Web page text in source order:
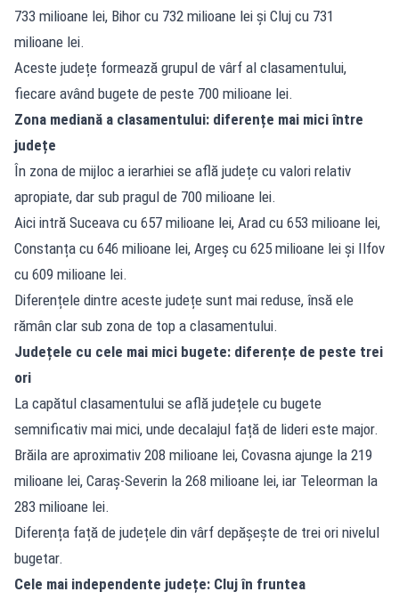
733 milioane lei, Bihor cu 732 milioane lei și Cluj cu 731
milioane lei.
Aceste județe formează grupul de vârf al clasamentului,
fiecare având bugete de peste 700 milioane lei.
Zona mediană a clasamentului: diferențe mai mici între
județe
În zona de mijloc a ierarhiei se află județe cu valori relativ
apropiate, dar sub pragul de 700 milioane lei.
Aici intră Suceava cu 657 milioane lei, Arad cu 653 milioane lei,
Constanța cu 646 milioane lei, Argeș cu 625 milioane lei și Ilfov
cu 609 milioane lei.
Diferențele dintre aceste județe sunt mai reduse, însă ele
rămân clar sub zona de top a clasamentului.
Județele cu cele mai mici bugete: diferențe de peste trei
ori
La capătul clasamentului se află județele cu bugete
semnificativ mai mici, unde decalajul față de lideri este major.
Brăila are aproximativ 208 milioane lei, Covasna ajunge la 219
milioane lei, Caraș-Severin la 268 milioane lei, iar Teleorman la
283 milioane lei.
Diferența față de județele din vârf depășește de trei ori nivelul
bugetar.
Cele mai independente județe: Cluj în fruntea